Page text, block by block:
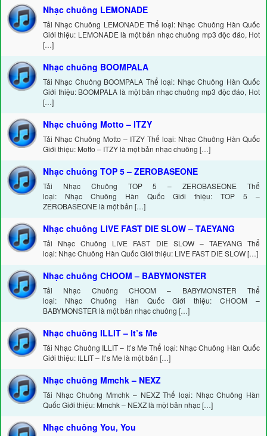
Nhạc chuông LEMONADE
Tải Nhạc Chuông LEMONADE Thể loại: Nhạc Chuông Hàn Quốc
Giới thiệu: LEMONADE là một bản nhạc chuông mp3 độc đáo, Hot
[…]
Nhạc chuông BOOMPALA
Tải Nhạc Chuông BOOMPALA Thể loại: Nhạc Chuông Hàn Quốc
Giới thiệu: BOOMPALA là một bản nhạc chuông mp3 độc đáo, Hot
[…]
Nhạc chuông Motto – ITZY
Tải Nhạc Chuông Motto – ITZY Thể loại: Nhạc Chuông Hàn Quốc
Giới thiệu: Motto – ITZY là một bản nhạc chuông […]
Nhạc chuông TOP 5 – ZEROBASEONE
Tải Nhạc Chuông TOP 5 – ZEROBASEONE Thể
loại: Nhạc Chuông Hàn Quốc Giới thiệu: TOP 5 –
ZEROBASEONE là một bản […]
Nhạc chuông LIVE FAST DIE SLOW – TAEYANG
Tải Nhạc Chuông LIVE FAST DIE SLOW – TAEYANG Thể
loại: Nhạc Chuông Hàn Quốc Giới thiệu: LIVE FAST DIE SLOW […]
Nhạc chuông CHOOM – BABYMONSTER
Tải Nhạc Chuông CHOOM – BABYMONSTER Thể
loại: Nhạc Chuông Hàn Quốc Giới thiệu: CHOOM –
BABYMONSTER là một bản nhạc chuông […]
Nhạc chuông ILLIT – It’s Me
Tải Nhạc Chuông ILLIT – It’s Me Thể loại: Nhạc Chuông Hàn Quốc
Giới thiệu: ILLIT – It’s Me là một bản […]
Nhạc chuông Mmchk – NEXZ
Tải Nhạc Chuông Mmchk – NEXZ Thể loại: Nhạc Chuông Hàn
Quốc Giới thiệu: Mmchk – NEXZ là một bản nhạc […]
Nhạc chuông You, You